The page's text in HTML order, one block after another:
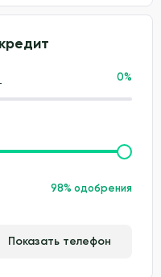
0%
98% одобрения
Показать телефон